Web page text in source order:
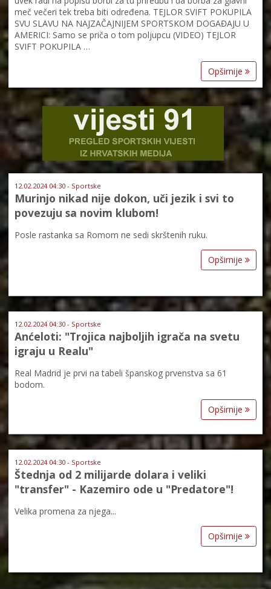
meč večeri tek treba biti određena. TEJLOR SVIFT POKUPILA
SVU SLAVU NA NAJZAČAJNIJEM SPORTSKOM DOGAĐAJU U
AMERICI: Samo se priča o tom poljupcu (VIDEO) TEJLOR
SVIFT POKUPILA …
Opširnije
12.02.2024 04:30 - Sportske
Murinjo nikad nije dokon, uči jezik i svi to
povezuju sa novim klubom!
Posle rastanka sa Romom ne sedi skrštenih ruku.
Opširnije
12.02.2024 04:30 - Sportske
Anćeloti: "Trojica najboljih igrača na svetu
igraju u Realu"
Real Madrid je prvi na tabeli španskog prvenstva sa 61
bodom.
Opširnije
12.02.2024 04:30 - Sportske
Štednja od 2 milijarde dolara i veliki
"transfer" - Kazemiro ode u "Predatore"!
Velika promena za njega...
Opširnije